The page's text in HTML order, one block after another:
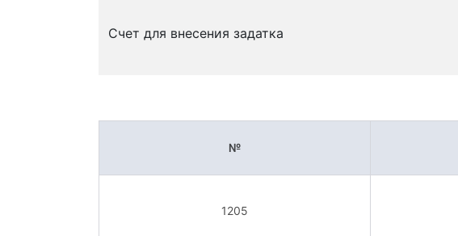
Счет для внесения задатка
№
1205